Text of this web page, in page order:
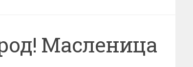
Масленица